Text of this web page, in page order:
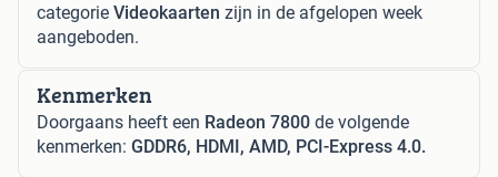
categorie Videokaarten zijn in de afgelopen week
aangeboden.
Kenmerken
Doorgaans heeft een Radeon 7800 de volgende
kenmerken: GDDR6, HDMI, AMD, PCI-Express 4.0.